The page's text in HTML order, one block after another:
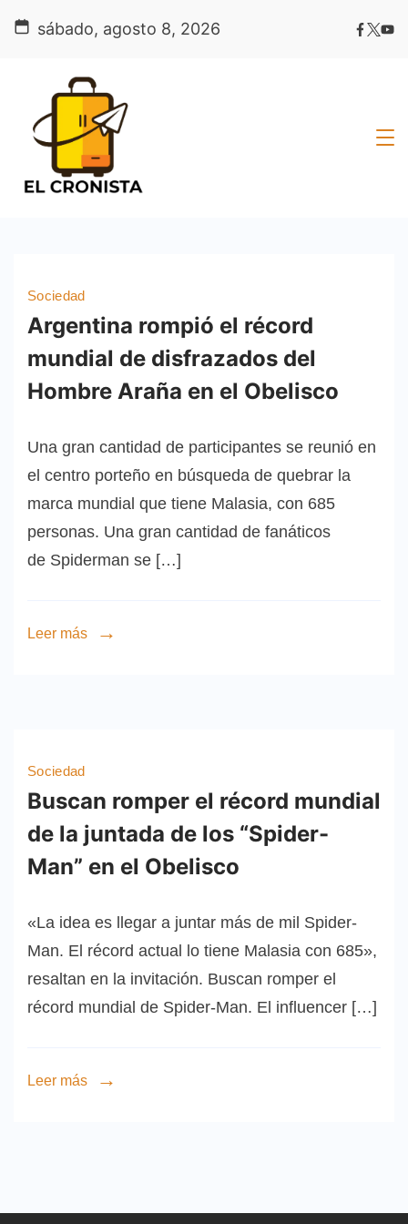
sábado, agosto 8, 2026
Sociedad
Argentina rompió el récord
mundial de disfrazados del
Hombre Araña en el Obelisco
Una gran cantidad de participantes se reunió en
el centro porteño en búsqueda de quebrar la
marca mundial que tiene Malasia, con 685
personas. Una gran cantidad de fanáticos
de Spiderman se […]
Leer más
Sociedad
Buscan romper el récord mundial
de la juntada de los “Spider-
Man” en el Obelisco
«La idea es llegar a juntar más de mil Spider-
Man. El récord actual lo tiene Malasia con 685»,
resaltan en la invitación. Buscan romper el
récord mundial de Spider-Man. El influencer […]
Leer más